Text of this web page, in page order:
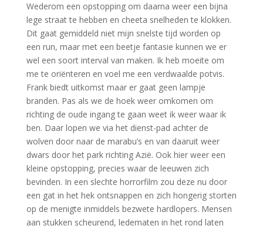
Wederom een opstopping om daarna weer een bijna
lege straat te hebben en cheeta snelheden te klokken.
Dit gaat gemiddeld niet mijn snelste tijd worden op
een run, maar met een beetje fantasie kunnen we er
wel een soort interval van maken. Ik heb moeite om
me te oriënteren en voel me een verdwaalde potvis.
Frank biedt uitkomst maar er gaat geen lampje
branden. Pas als we de hoek weer omkomen om
richting de oude ingang te gaan weet ik weer waar ik
ben. Daar lopen we via het dienst-pad achter de
wolven door naar de marabu’s en van daaruit weer
dwars door het park richting Azië. Ook hier weer een
kleine opstopping, precies waar de leeuwen zich
bevinden. In een slechte horrorfilm zou deze nu door
een gat in het hek ontsnappen en zich hongerig storten
op de menigte inmiddels bezwete hardlopers. Mensen
aan stukken scheurend, ledematen in het rond laten